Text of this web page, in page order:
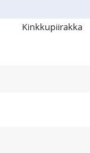
Kinkkupiirakka